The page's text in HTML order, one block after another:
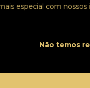
especial com
Não temos